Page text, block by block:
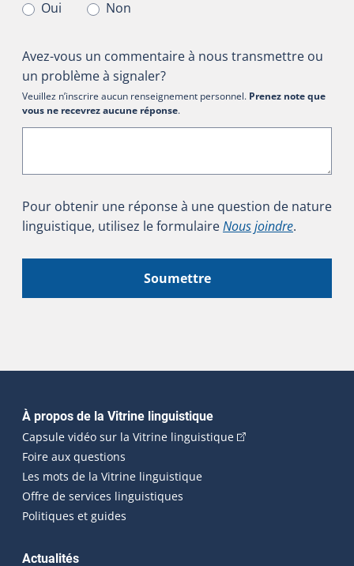
Oui Non
Avez-vous un commentaire à nous transmettre ou
un problème à signaler?
Veuillez n’inscrire aucun renseignement personnel. Prenez note que
vous ne recevrez aucune réponse.
Pour obtenir une réponse à une question de nature
linguistique, utilisez le formulaireNous joindre.
Soumettre
Navigation principale
À propos de la Vitrine linguistique
Capsule vidéo sur la Vitrine linguistique(Cet hyperlien
Foire aux questions
Les mots de la Vitrine linguistique
Offre de services linguistiques
Politiques et guides
Actualités